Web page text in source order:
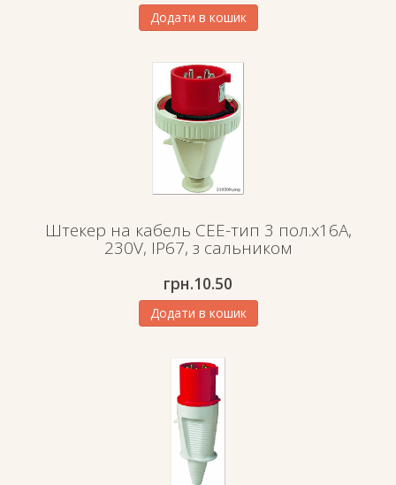
Додати в кошик
Штекер на кабель СЕЕ-тип 3 пол.х16А,
230V, IP67, з сальником
грн.10.50
Додати в кошик